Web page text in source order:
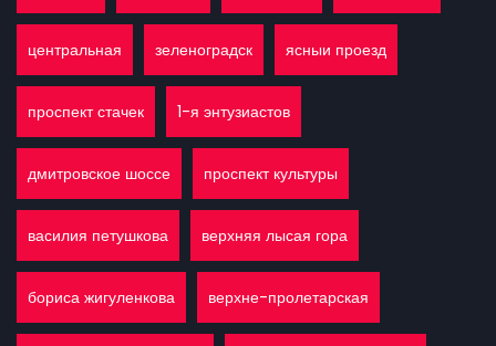
центральная зеленоградск ясныи проезд
проспект стачек 1-я энтузиастов
дмитровское шоссе проспект культуры
василия петушкова верхняя лысая гора
бориса жигуленкова верхне-пролетарская